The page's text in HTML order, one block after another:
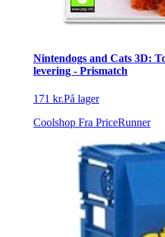
Nintendogs and Cats 3D:
levering - Prismatch
171 kr.På lager
Coolshop Fra PriceRunner